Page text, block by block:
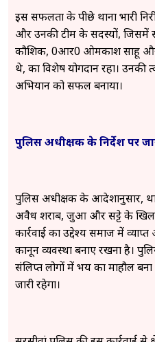
इस सफलता के पीछे थाना प्रभारी
और उनकी टीम के सदस्यों, जिसमें
कौशिक, प्र0आर0 ओमप्रकाश साहू
थे, का विशेष योगदान रहा। उनकी
अभियान को सफल बनाया।
पुलिस अधीक्षक के निर्देश पर
पुलिस अधीक्षक के आदेशानुसार,
अवैध शराब, जुआ और सट्टे के
कार्रवाई का उद्देश्य समाज में
कानून व्यवस्था बनाए रखना है।
संलिप्त लोगों में भय का माहौल
जारी रहेगा।